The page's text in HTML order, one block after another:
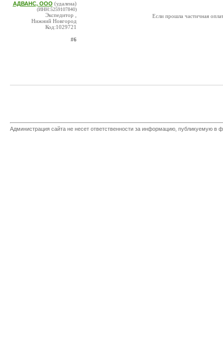
АДВАНС, ООО (удалена)
(ИНН:5259107840)
Экспедитор ,
Нижний Новгород
Код:1029721
#6
Если прошла частичная
Администрация сайта не несет ответственности за информацию, публикуемую